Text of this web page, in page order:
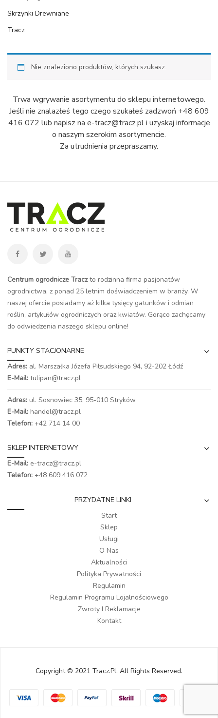
Skrzynki Drewniane
Tracz
Nie znaleziono produktów, których szukasz.
Trwa wgrywanie asortymentu do sklepu internetowego.
Jeśli nie znalazłeś tego czego szukałeś zadzwoń +48 609
416 072 lub napisz na e-tracz@tracz.pl i uzyskaj informacje
o naszym szerokim asortymencie.
Za utrudnienia przepraszamy.
Centrum ogrodnicze Traczto rodzinna firma pasjonatów
ogrodnictwa, z ponad 25 letnim doświadczeniem w branży. W
naszej ofercie posiadamy aż kilka tysięcy gatunków i odmian
roślin, artykułów ogrodniczych oraz kwiatów. Gorąco zachęcamy
do odwiedzenia naszego sklepu online!
PUNKTY STACJONARNE
Adres: al. Marszałka Józefa Piłsudskiego 94, 92-202 Łódź
E-Mail: tulipan@tracz.pl
Adres: ul. Sosnowiec 35, 95-010 Stryków
E-Mail: handel@tracz.pl
Telefon: +42 714 14 00
SKLEP INTERNETOWY
E-Mail: e-tracz@tracz.pl
Telefon: +48 609 416 072
PRZYDATNE LINKI
Start
Sklep
Usługi
O Nas
Aktualności
Polityka Prywatności
Regulamin
Regulamin Programu Lojalnościowego
Zwroty I Reklamacje
Kontakt
Copyright © 2021 Tracz.pl. All Rights Reserved.